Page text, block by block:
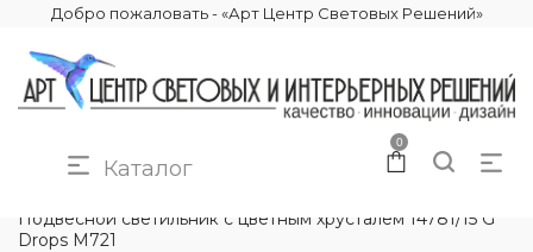
Добро пожаловать - «Арт Центр Световых Решений»
Каталог
0
Подвесной светильник с цветным хрусталём 14781/15 G
Drops M721